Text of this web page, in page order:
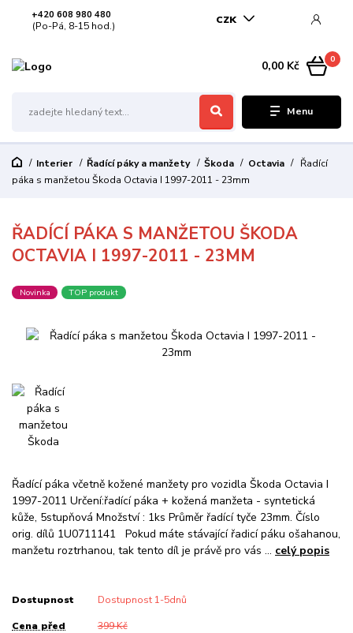
Menu
CZK
+420 608 980 480
(Po-Pá, 8-15 hod.)
0
0,00 Kč
Interier Řadící páky a manžety Škoda Octavia
Řadící
páka s manžetou Škoda Octavia I 1997-2011 - 23mm
ŘADÍCÍ PÁKA S MANŽETOU ŠKODA
OCTAVIA I 1997-2011 - 23MM
Novinka TOP produkt
Řadící páka včetně kožené manžety pro vozidla Škoda Octavia I
1997-2011 Určení:řadící páka + kožená manžeta - syntetická
kůže, 5stupňová Množství : 1ks Průměr řadící tyče 23mm. Číslo
orig. dílů 1U0711141 Pokud máte stávající řadicí páku ošahanou,
manžetu roztrhanou, tak tento díl je právě pro vás ... celý popis
Dostupnost Dostupnost 1-5dnů
Cena před
399 Kč